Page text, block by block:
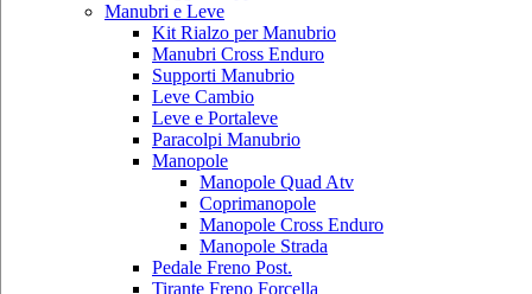
Manubri e Leve
Kit Rialzo per Manubrio
Manubri Cross Enduro
Supporti Manubrio
Leve Cambio
Leve e Portaleve
Paracolpi Manubrio
Manopole
Manopole Quad Atv
Coprimanopole
Manopole Cross Enduro
Manopole Strada
Pedale Freno Post.
Tirante Freno Forcella